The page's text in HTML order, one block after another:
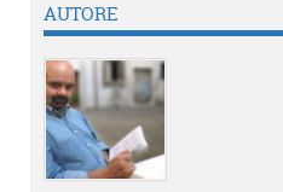
AUTORE